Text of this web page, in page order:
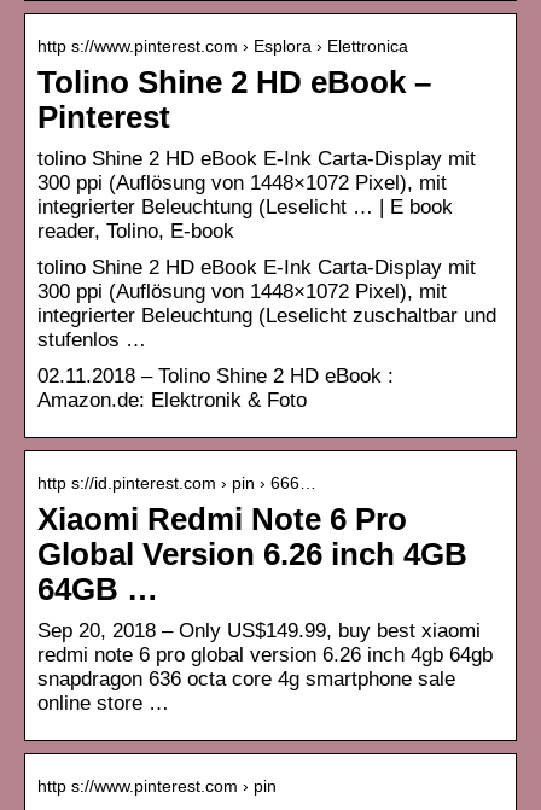
http s://www.pinterest.com › Esplora › Elettronica
Tolino Shine 2 HD eBook –
Pinterest
tolino Shine 2 HD eBook E-Ink Carta-Display mit
300 ppi (Auflösung von 1448×1072 Pixel), mit
integrierter Beleuchtung (Leselicht … | E book
reader, Tolino, E-book
tolino Shine 2 HD eBook E-Ink Carta-Display mit
300 ppi (Auflösung von 1448×1072 Pixel), mit
integrierter Beleuchtung (Leselicht zuschaltbar und
stufenlos …
02.11.2018 – Tolino Shine 2 HD eBook :
Amazon.de: Elektronik & Foto
http s://id.pinterest.com › pin › 666…
Xiaomi Redmi Note 6 Pro
Global Version 6.26 inch 4GB
64GB …
Sep 20, 2018 – Only US$149.99, buy best xiaomi
redmi note 6 pro global version 6.26 inch 4gb 64gb
snapdragon 636 octa core 4g smartphone sale
online store …
http s://www.pinterest.com › pin